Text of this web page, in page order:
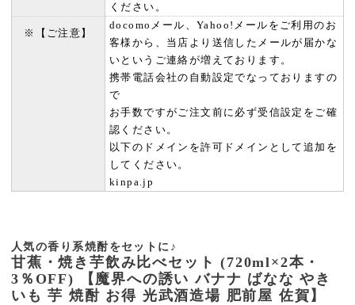
ください。
※【ご注意】
docomoメール、Yahoo!メールをご利用のお
客様から、当店より送信したメールが届かな
いというご連絡が増えております。
携帯電話会社の自動設定でなっておりますの
で
お手数ですがご注文前に必ず受信設定をご確
認ください。
以下のドメインを許可ドメインとして追加を
してください。
kinpa.jp
人気の香り系焼酎をセットに♪
甘蕉・焼き芋飲み比べセット (720ml×2本・
3％OFF) 【魔界への誘い バナナ ばなな やき
いも 芋 焼酎 お得 光武酒造場 肥前屋 佐賀】